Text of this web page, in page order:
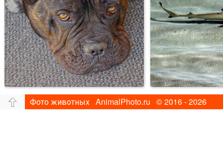
Фото животных AnimalPhoto.ru © 2016 - 2026